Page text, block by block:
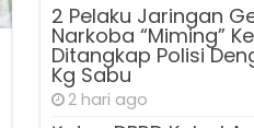
2 Pelaku Jaringan
Narkoba “Miming”
Ditangkap Polisi
Kg Sabu
2 hari ago